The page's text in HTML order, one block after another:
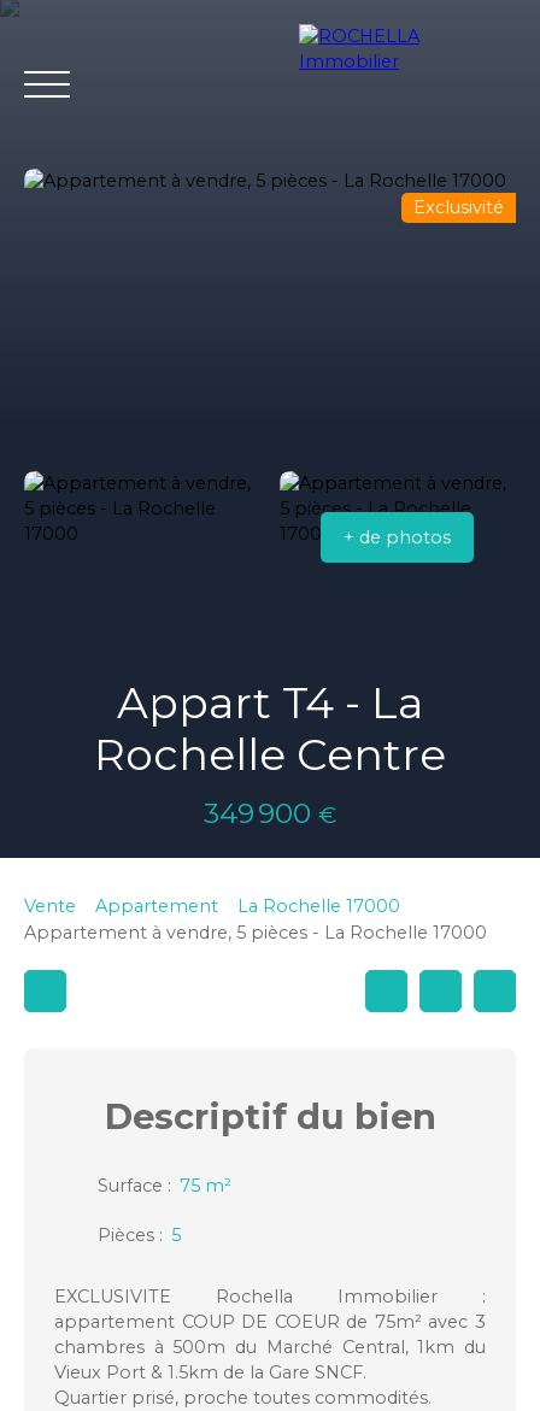
Estimation
Exclusivité
+ de photos
Appart T4 - La
Rochelle Centre
349 900 €
Vente Appartement
La Rochelle 17000
Appartement à vendre, 5 pièces - La Rochelle 17000
Descriptifdu bien
Surface : 75 m²
Pièces : 5
EXCLUSIVITE Rochella Immobilier :
appartement COUP DE COEUR de 75m² avec 3
chambres à 500m du Marché Central, 1km du
Vieux Port & 1.5km de la Gare SNCF.
Quartier prisé, proche toutes commodités.